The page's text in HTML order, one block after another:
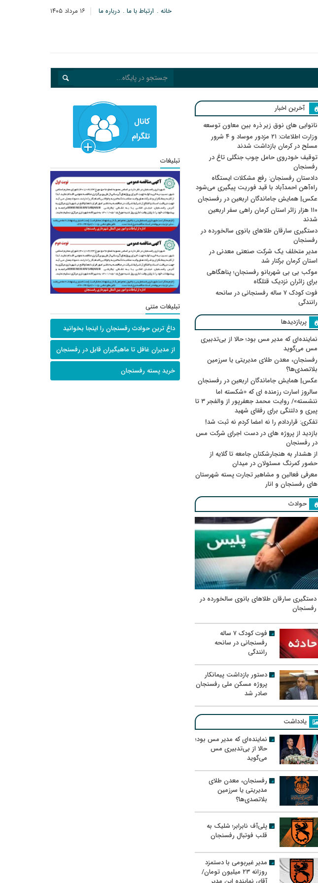
۱۶ مرداد ۱۴۰۵ خانه ارتباط با ما درباره ما
آخرین اخبار
نانوایی های نوق زیر ذره بین معاون توسعه
وزارت اطلاعات: ۲۱ مزدور موساد و ۴ شرور
مسلح در کرمان بازداشت شدند
توقیف خودروی حامل چوب جنگلی تاغ در
رفسنجان
دادستان رفسنجان: رفع مشکلات ایستگاه
راه‌آهن احمدآباد با قید فوریت پیگیری می‌شود
عکس| همایش جاماندگان اربعین در رفسنجان
۱۱۰ هزار زائر استان کرمان راهی سفر اربعین
شدند
دستگیری سارقان طلاهای بانوی سالخورده در
رفسنجان
مدیر متخلف یک شرکت صنعتی معدنی در
استان کرمان برکنار شد
موکب بی بی شهربانو رفسنجان؛ پناهگاهی
برای زائران نزدیک قتلگاه
فوت کودک ۷ ساله رفسنجانی در سانحه
رانندگی
پربازدیدها
نماینده‌ای که مدیر مس بود؛ حالا از بی‌تدبیری
مس می‌گوید
رفسنجان، معدن طلای مدیریتی یا سرزمین
بلاتصدی‌ها؟
عکس| همایش جاماندگان اربعین در رفسنجان
سالروز اسارت رزمنده ای که «شکسته اما
ننشسته»/ روایت محمد جعفرپور از والفجر ۳ تا
پیری و دلتنگی برای رفقای شهید
تفکری: قراردادم را نه امضا کردم نه ثبت شد!
بازدید از پروژه های در دست اجرای شرکت مس
در رفسنجان
از هشدار به هنجارشکنان جامعه تا گلایه از
حضور کمرنگ مسئولان در میدان
معرفی فعالین و مشاهیر تجارت پسته شهرستان
های رفسنجان و انار
حوادث
دستگیری سارقان طلاهای بانوی سالخورده در
رفسنجان
فوت کودک ۷ ساله
رفسنجانی در سانحه
رانندگی
دستور بازداشت پیمانکار
پروژه مسکن ملی رفسنجان
صادر شد
یادداشت
نماینده‌ای که مدیر مس بود؛
حالا از بی‌تدبیری مس
می‌گوید
رفسنجان، معدن طلای
مدیریتی یا سرزمین
بلاتصدی‌ها؟
پلی‌آف نابرابر؛ شلیک به
قلب فوتبال رفسنجان
مدیر غیربومی با دستمزد
روزانه ۲۳ میلیون تومان/
تبلیغات
تبلیغات متنی
داغ ترین حوادث رفسنجان را اینجا بخوانید
از مدیران غافل تا ماهیگیران قابل در رفسنجان
خرید پسته رفسنجان